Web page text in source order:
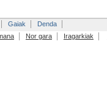
Gaiak
Denda
Nor gara Iragarkiak